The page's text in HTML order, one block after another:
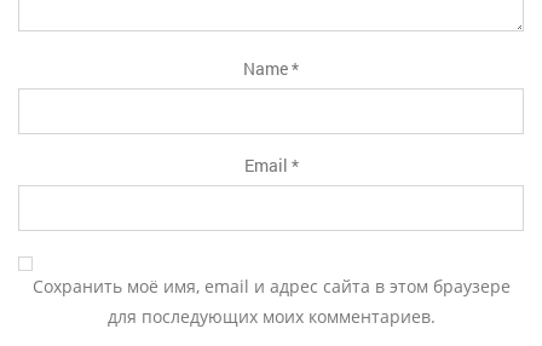
Name*
Email *
Сохранить моё имя, email и адрес сайта в этом браузере
для последующих моих комментариев.